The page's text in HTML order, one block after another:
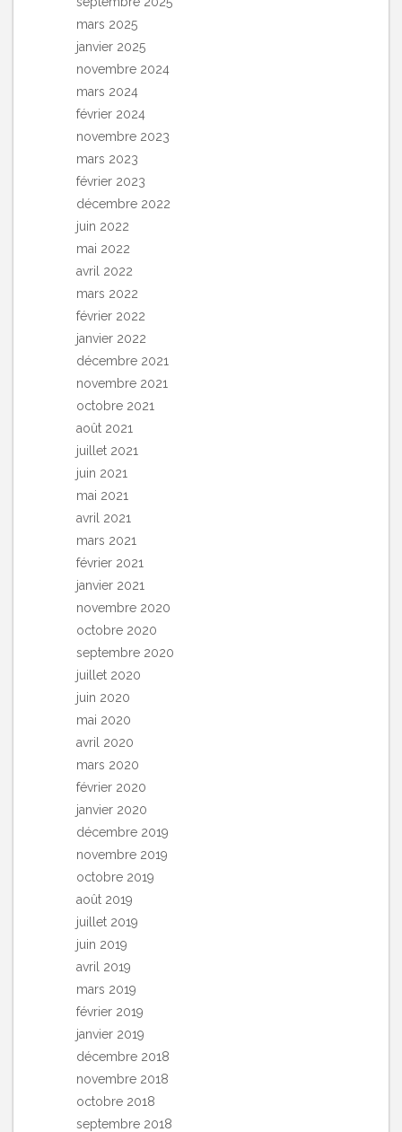
mars 2025
janvier 2025
novembre 2024
mars 2024
février 2024
novembre 2023
mars 2023
février 2023
décembre 2022
juin 2022
mai 2022
avril 2022
mars 2022
février 2022
janvier 2022
décembre 2021
novembre 2021
octobre 2021
août 2021
juillet 2021
juin 2021
mai 2021
avril 2021
mars 2021
février 2021
janvier 2021
novembre 2020
octobre 2020
septembre 2020
juillet 2020
juin 2020
mai 2020
avril 2020
mars 2020
février 2020
janvier 2020
décembre 2019
novembre 2019
octobre 2019
août 2019
juillet 2019
juin 2019
avril 2019
mars 2019
février 2019
janvier 2019
décembre 2018
novembre 2018
octobre 2018
septembre 2018